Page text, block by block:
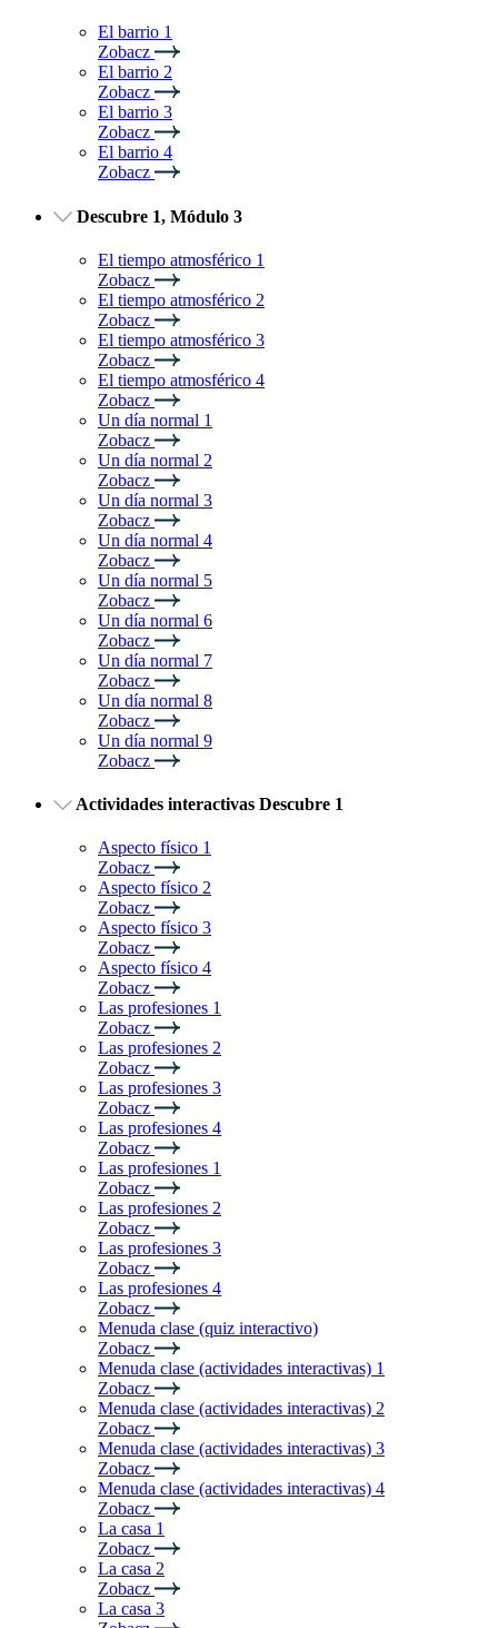
El barrio 1
Zobacz
El barrio 2
Zobacz
El barrio 3
Zobacz
El barrio 4
Zobacz
Descubre 1, Módulo 3
El tiempo atmosférico 1
Zobacz
El tiempo atmosférico 2
Zobacz
El tiempo atmosférico 3
Zobacz
El tiempo atmosférico 4
Zobacz
Un día normal 1
Zobacz
Un día normal 2
Zobacz
Un día normal 3
Zobacz
Un día normal 4
Zobacz
Un día normal 5
Zobacz
Un día normal 6
Zobacz
Un día normal 7
Zobacz
Un día normal 8
Zobacz
Un día normal 9
Zobacz
Actividades interactivas Descubre 1
Aspecto físico 1
Zobacz
Aspecto físico 2
Zobacz
Aspecto físico 3
Zobacz
Aspecto físico 4
Zobacz
Las profesiones 1
Zobacz
Las profesiones 2
Zobacz
Las profesiones 3
Zobacz
Las profesiones 4
Zobacz
Las profesiones 1
Zobacz
Las profesiones 2
Zobacz
Las profesiones 3
Zobacz
Las profesiones 4
Zobacz
Menuda clase (quiz interactivo)
Zobacz
Menuda clase (actividades interactivas) 1
Zobacz
Menuda clase (actividades interactivas) 2
Zobacz
Menuda clase (actividades interactivas) 3
Zobacz
Menuda clase (actividades interactivas) 4
Zobacz
La casa 1
Zobacz
La casa 2
Zobacz
La casa 3